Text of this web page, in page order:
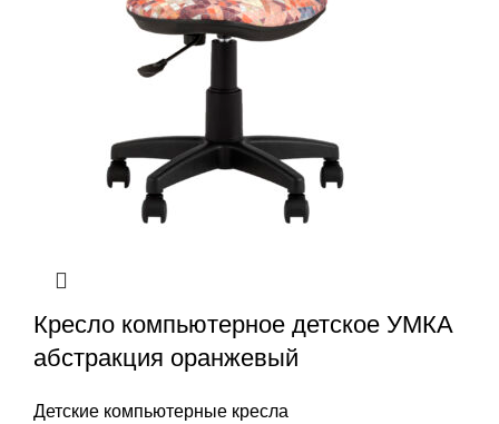
Кресло компьютерное детское УМКА
абстракция оранжевый
Детские компьютерные кресла